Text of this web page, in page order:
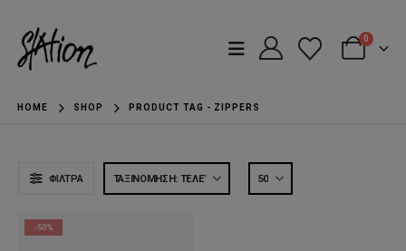
0
HOME SHOP PRODUCT TAG - ZIPPERS
ΦΊΛΤΡΑ
-50%